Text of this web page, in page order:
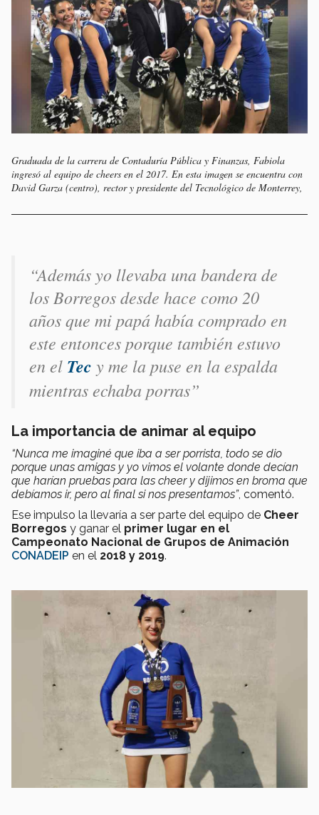
Graduada de la carrera de Contaduría Pública y Finanzas, Fabiola
ingresó al equipo de cheers en el 2017. En esta imagen se encuentra con
David Garza (centro), rector y presidente del Tecnológico de Monterrey,
“Además yo llevaba una bandera de
los Borregos desde hace como 20
años que mi papá había comprado en
este entonces porque también estuvo
en el Tec y me la puse en la espalda
mientras echaba porras”
La importancia de animar al equipo
“Nunca me imaginé que iba a ser porrista, todo se dio
porque unas amigas y yo vimos el volante donde decían
que harían pruebas para las cheer y dijimos en broma que
debíamos ir, pero al final si nos presentamos”, comentó.
Ese impulso la llevaría a ser parte del equipo de Cheer
Borregos y ganar el primer lugar en el
Campeonato Nacional de Grupos de Animación
CONADEIP en el 2018 y 2019.